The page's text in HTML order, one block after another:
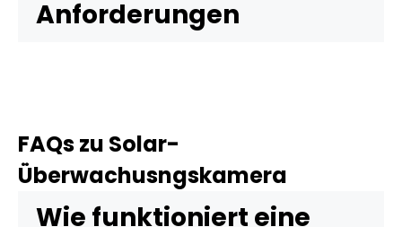
Argus PT Ultra + SP2 Altas PT Ultra + SP2
Anforderungen
FAQs zu Solar-
Überwachusngskamera
Wie funktioniert eine